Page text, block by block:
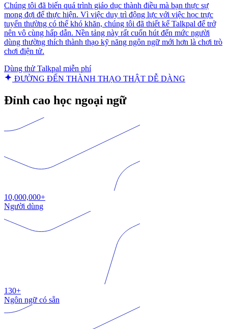
Chúng tôi đã biến quá trình giáo dục thành điều mà bạn thực sự
mong đợi để thực hiện. Vì việc duy trì động lực với việc học trực
tuyến thường có thể khó khăn, chúng tôi đã thiết kế Talkpal để trở
nên vô cùng hấp dẫn. Nền tảng này rất cuốn hút đến mức người
dùng thường thích thành thạo kỹ năng ngôn ngữ mới hơn là chơi trò
chơi điện tử.
Dùng thử Talkpal miễn phí
ĐƯỜNG ĐẾN THÀNH THẠO THẬT DỄ DÀNG
Đỉnh cao học ngoại ngữ
10,000,000+
Người dùng
130+
Ngôn ngữ có sẵn